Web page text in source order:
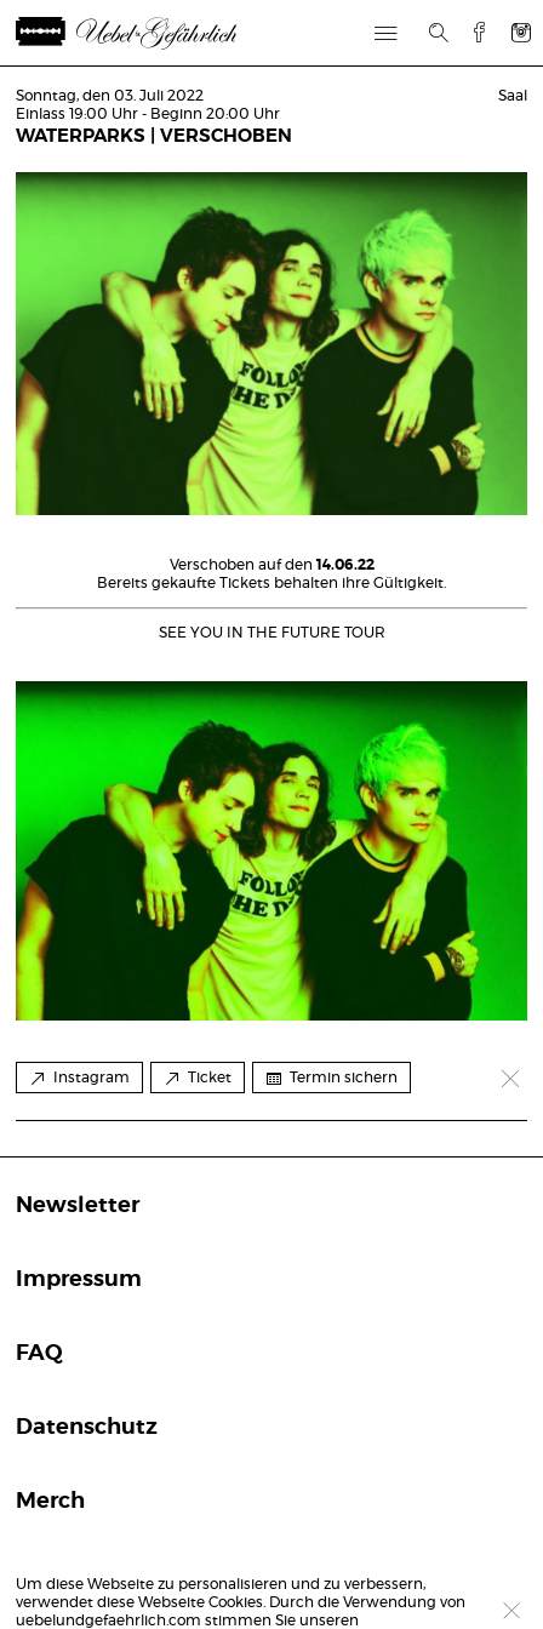
Sonntag, den 03. Juli 2022
Einlass 19:00 Uhr - Beginn 20:00 Uhr
WATERPARKS | VERSCHOBEN
Saal
Verschoben auf den 14.06.22
Bereits gekaufte Tickets behalten ihre Gültigkeit.
SEE YOU IN THE FUTURE TOUR
Instagram Ticket Termin sichern
Newsletter
Impressum
FAQ
Datenschutz
Merch
Um diese Webseite zu personalisieren und zu verbessern,
verwendet diese Webseite Cookies. Durch die Verwendung von
uebelundgefaehrlich.com stimmen Sie unseren